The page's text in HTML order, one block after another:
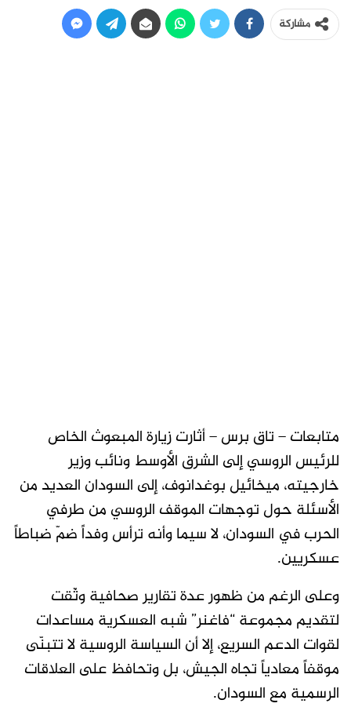
مشاركة
متابعات – تاق برس – أثارت زيارة المبعوث الخاص
للرئيس الروسي إلى الشرق الأوسط ونائب وزير
خارجيته، ميخائيل بوغدانوف، إلى السودان العديد من
الأسئلة حول توجهات الموقف الروسي من طرفي
الحرب في السودان، لا سيما وأنه ترأس وفداً ضمّ ضباطاً
عسكريين.
وعلى الرغم من ظهور عدة تقارير صحافية وثّقت
لتقديم مجموعة “فاغنر” شبه العسكرية مساعدات
لقوات الدعم السريع، إلا أن السياسة الروسية لا تتبنّى
موقفاً معادياً تجاه الجيش، بل وتحافظ على العلاقات
الرسمية مع السودان.